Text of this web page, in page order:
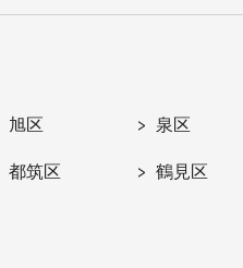
旭区 泉区
都筑区 鶴見区